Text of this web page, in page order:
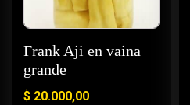
Frank Aji en vaina
grande
$ 20.000,00